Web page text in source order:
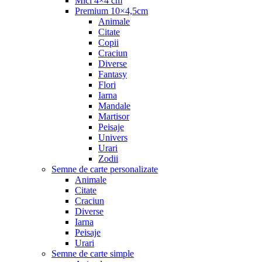
Premium 10×4,5cm
Animale
Citate
Copii
Craciun
Diverse
Fantasy
Flori
Iarna
Mandale
Martisor
Peisaje
Univers
Urari
Zodii
Semne de carte personalizate
Animale
Citate
Craciun
Diverse
Iarna
Peisaje
Urari
Semne de carte simple